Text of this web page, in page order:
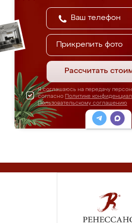
Прикрепить фото
Рассчитать
Я соглашаюсь на передачу
согласно Политике
Пользовательскому соглашению